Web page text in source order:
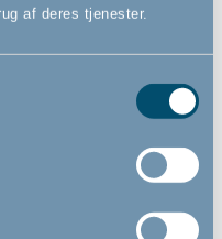
af deres tjenester.